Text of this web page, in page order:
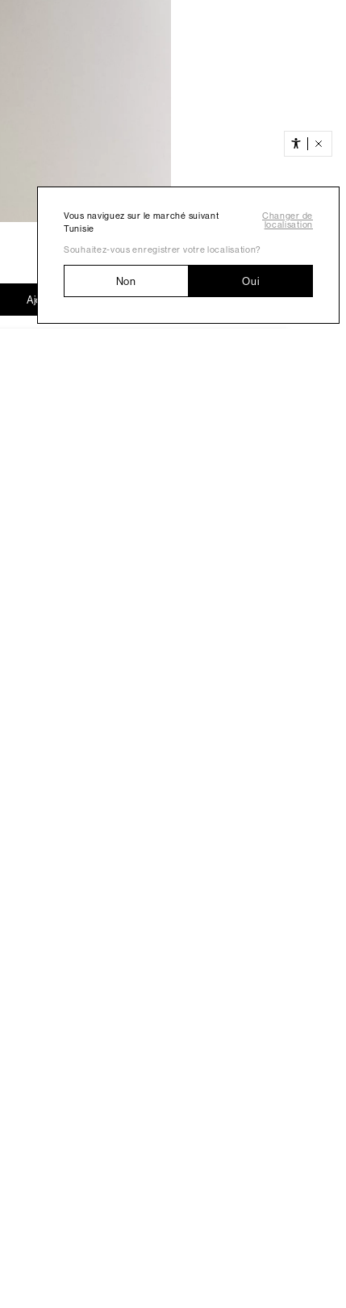
Vous naviguez sur le marché suivant
Tunisie
Changer de
localisation
Souhaitez-vous enregistrer votre localisation?
Non Oui